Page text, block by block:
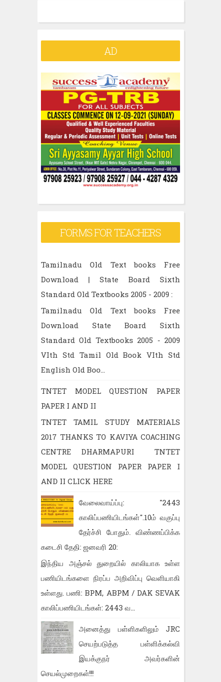
AD
FORMS FOR TEACHERS
Tamilnadu Old Text books Free
Download | State Board Sixth
Standard Old Textbooks 2005 - 2009 :
Tamilnadu Old Text books Free
Download State Board Sixth
Standard Old Textbooks 2005 - 2009
VIth Std Tamil Old Book VIth Std
English Old Boo...
TNTET MODEL QUESTION PAPER
PAPER I AND II
TNTET TAMIL STUDY MATERIALS
2017 THANKS TO KAVIYA COACHING
CENTRE DHARMAPURI TNTET
MODEL QUESTION PAPER PAPER I
AND II CLICK HERE
வேலைவாய்ப்பு: "2443
காலிப்பணியிடங்கள்".10ம் வகுப்பு
தேர்ச்சி போதும். விண்ணப்பிக்க
கடைசி தேதி: ஜனவரி 20:
இந்திய அஞ்சல் துறையில் காலியாக உள்ள
பணியிடங்களை நிரப்ப அறிவிப்பு வெளியாகி
உள்ளது. பணி: BPM, ABPM / DAK SEVAK
காலிப்பணியிடங்கள்: 2443 வ...
அனைத்து பள்ளிகளிலும் JRC
செயற்படுத்த பள்ளிக்கல்வி
இயக்குநர் அவர்களின்
செயல்முறைகள்!!!